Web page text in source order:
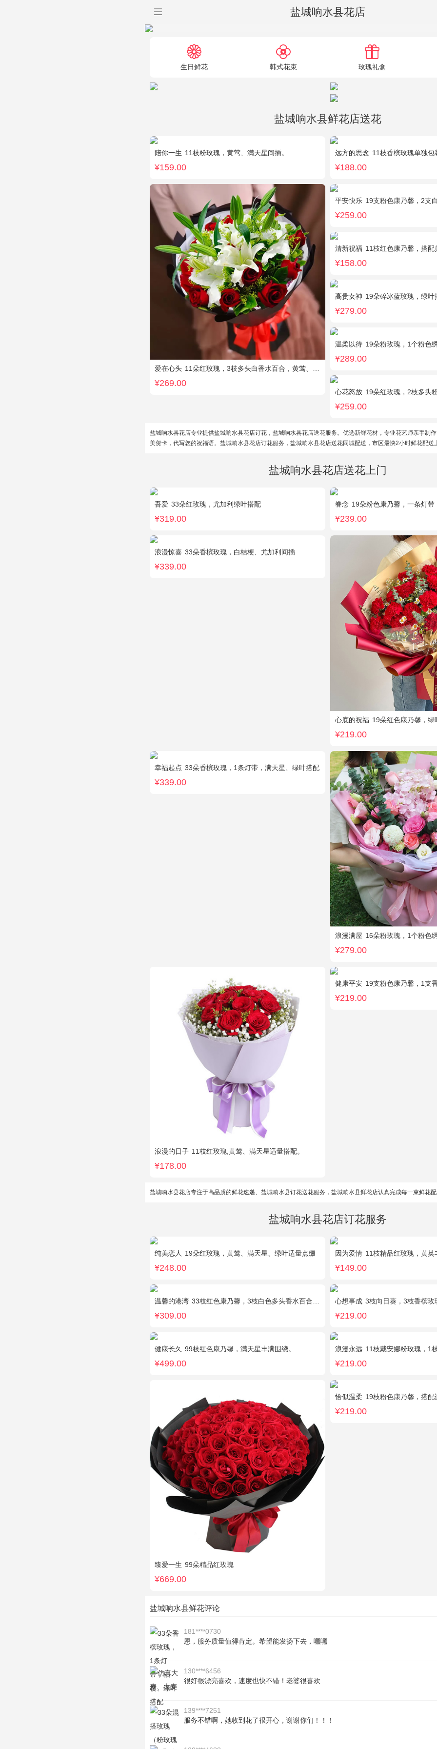
盐城响水县花店
生日鲜花 韩式花束 玫瑰礼盒
盐城响水县鲜花店送花
陪你一生 11枝粉玫瑰，黄莺、满天星间插。
¥159.00
远方的思念 11枝香槟玫瑰单独包
¥188.00
爱在心头 11朵红玫瑰，3枝多头白香水百合，黄莺、绿叶搭配
¥269.00
平安快乐 19支粉色康乃馨，2支白色多头
¥259.00
清新祝福 11枝红色康乃馨，搭配
¥158.00
高贵女神 19朵碎冰蓝玫瑰，绿叶
¥279.00
温柔以待 19朵粉玫瑰，1个粉色绣球，1枝多头白
¥289.00
心花怒放 19朵红玫瑰，2枝多头粉
¥259.00
盐城响水县花店专业提供盐城响水县花店订花，盐城响水县花店送花服务。优选新鲜花材，专业花艺师亲手制
美贺卡，代写您的祝福语。盐城响水县花店订花服务，盐城响水县花店送花同城配送，市区最快2小时鲜花配送
盐城响水县花店送花上门
吾爱 33朵红玫瑰，尤加利绿叶搭配
¥319.00
眷念 19朵粉色康乃馨，一条灯
¥239.00
浪漫惊喜 33朵香槟玫瑰，白桔梗、尤加利间插
¥339.00
心底的祝福 19朵红色康乃馨，绿
¥219.00
幸福起点 33朵香槟玫瑰，1条灯带，满天星、绿叶搭配
¥339.00
浪漫满屋 16朵粉玫瑰，1个粉色绣球，3
¥279.00
浪漫的日子 11枝红玫瑰,黄莺、满天星适量搭配。
¥178.00
健康平安 19支粉色康乃馨，1支香水百合
¥219.00
盐城响水县花店专注于高品质的鲜花速递、盐城响水县订花送花服务，盐城响水县鲜花店认真完成每一束鲜花
盐城响水县花店订花服务
纯美恋人 19朵红玫瑰，黄莺、满天星、绿叶适量点缀
¥248.00
因为爱情 11枝精品红玫瑰，黄英
¥149.00
温馨的港湾 33枝红色康乃馨，3枝白色多头香水百合，绿叶，满天星搭配丰满。
¥309.00
心想事成 3枝向日葵，3枝香槟玫瑰
¥219.00
健康长久 99枝红色康乃馨，满天星丰满围绕。
¥499.00
浪漫永远 11枝戴安娜粉玫瑰，1枝浅蓝色绣
¥219.00
臻爱一生 99朵精品红玫瑰
¥669.00
恰似温柔 19枝粉色康乃馨，搭配适
¥219.00
盐城响水县鲜花评论
181****0730
恩，服务质量值得肯定。希望能发扬下去，嘿嘿
130****6456
很好很漂亮喜欢，速度也快不错！老婆很喜欢
139****7251
服务不错啊，她收到花了很开心，谢谢你们！！！